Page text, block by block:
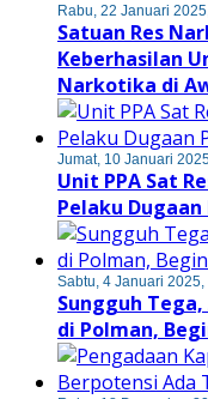
Rabu, 22 Januari
Satuan Res
Keberhasilan
Narkotika di
Jumat, 10 Januari
Unit PPA Sat
Pelaku
Sabtu, 4 Januari 2025,
Sungguh
di Polman,